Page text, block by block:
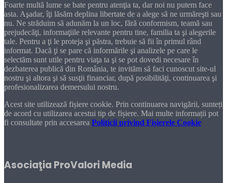
Foarte multă lume se bate pentru atenţia ta, dar noi nu putem face
asta. Aşadar, îţi lăsăm deplina libertate de a alege să ne urmăreşti sau
nu. Ne străduim să adunăm la un loc, fără conformism, teamă sau
prejudecăţi, informaţiile relevante pentru tine, familia ta şi alegerile
tale. Pentru a ţi le proteja şi păstra, trebuie să fii în primul rând
informat. Dacă ţi se pare că informările şi analizele pe care le
selectăm sunt utile pentru viaţa ta şi se pot dovedi necesare în
dezbaterea publică din România, te invităm să faci cunoscut site-ul
nostru şi altora şi să susţii financiar, după posibilităţi, continuarea şi
profesionalizarea demersului nostru.
Acest site utilizează fișiere cookie. Prin continuarea navigării, sunteți
de acord cu utilizarea acestui tip de fișiere. Mai multe informații pot
fi consultate prin accesarea Politicii privind Fișierele Cookie
Asociaţia ProValori Media